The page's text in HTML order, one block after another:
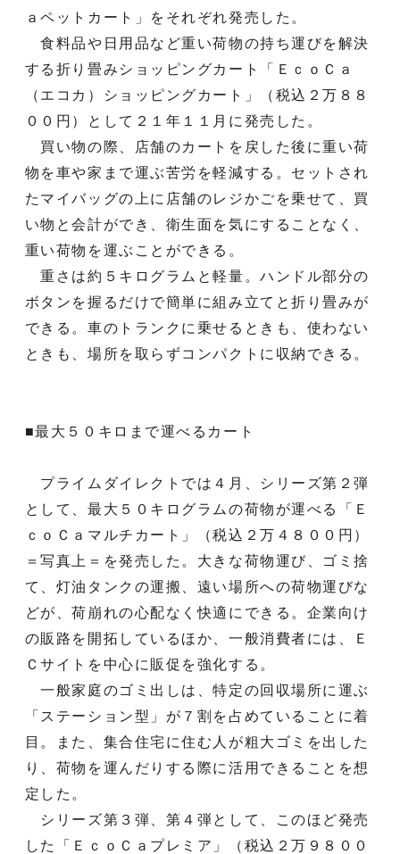
ａペットカート」をそれぞれ発売した。
食料品や日用品など重い荷物の持ち運びを解決
する折り畳みショッピングカート「ＥｃｏＣａ
（エコカ）ショッピングカート」（税込２万８８
００円）として２１年１１月に発売した。
買い物の際、店舗のカートを戻した後に重い荷
物を車や家まで運ぶ苦労を軽減する。セットされ
たマイバッグの上に店舗のレジかごを乗せて、買
い物と会計ができ、衛生面を気にすることなく、
重い荷物を運ぶことができる。
重さは約５キログラムと軽量。ハンドル部分の
ボタンを握るだけで簡単に組み立てと折り畳みが
できる。車のトランクに乗せるときも、使わない
ときも、場所を取らずコンパクトに収納できる。
■最大５０キロまで運べるカート
プライムダイレクトでは４月、シリーズ第２弾
として、最大５０キログラムの荷物が運べる「Ｅ
ｃｏＣａマルチカート」（税込２万４８００円）
＝写真上＝を発売した。大きな荷物運び、ゴミ捨
て、灯油タンクの運搬、遠い場所への荷物運びな
どが、荷崩れの心配なく快適にできる。企業向け
の販路を開拓しているほか、一般消費者には、Ｅ
Ｃサイトを中心に販促を強化する。
一般家庭のゴミ出しは、特定の回収場所に運ぶ
「ステーション型」が７割を占めていることに着
目。また、集合住宅に住む人が粗大ゴミを出した
り、荷物を運んだりする際に活用できることを想
定した。
シリーズ第３弾、第４弾として、このほど発売
した「ＥｃｏＣａプレミア」（税込２万９８００